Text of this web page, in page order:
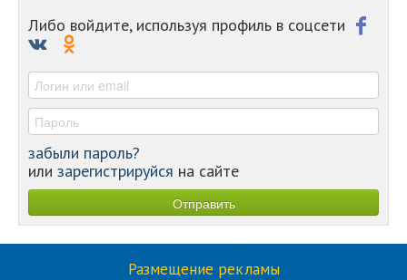
-
Либо войдите, используя профиль в соцсети
забыли пароль?
или зарегистрируйся на сайте
Размещение рекламы